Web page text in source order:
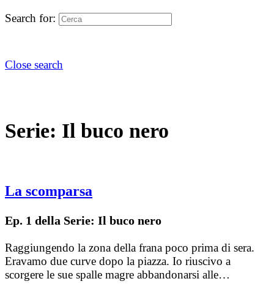
Search for:
Close search
Serie: Il buco nero
La scomparsa
Ep. 1 della Serie: Il buco nero
Raggiungendo la zona della frana poco prima di sera.
Eravamo due curve dopo la piazza. Io riuscivo a
scorgere le sue spalle magre abbandonarsi alle…